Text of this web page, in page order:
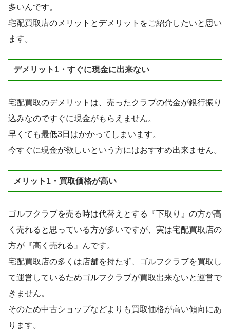
多いんです。
宅配買取店のメリットとデメリットをご紹介したいと思い
ます。
デメリット1・すぐに現金に出来ない
宅配買取のデメリットは、売ったクラブの代金が銀行振り
込みなのですぐに現金がもらえません。
早くても最低3日はかかってしまいます。
今すぐに現金が欲しいという方にはおすすめ出来ません。
メリット1・買取価格が高い
ゴルフクラブを売る時は代替えとする『下取り』の方が高
く売れると思っている方が多いですが、実は宅配買取店の
方が『高く売れる』んです。
宅配買取店の多くは店舗を持たず、ゴルフクラブを買取し
て運営しているためゴルフクラブが買取出来ないと運営で
きません。
そのため中古ショップなどよりも買取価格が高い傾向にあ
ります。